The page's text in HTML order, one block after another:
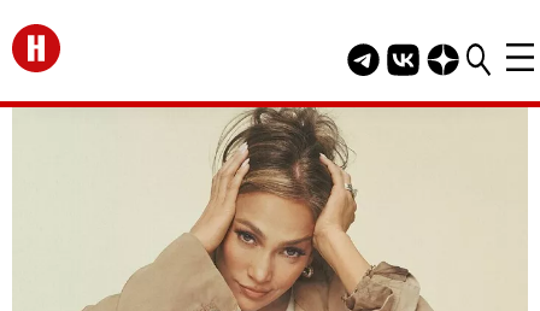
Перейти на главную
Telegram канал
Группа HELLO
Канал